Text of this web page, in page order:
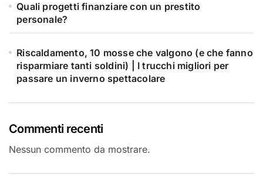
Quali progetti finanziare con un prestito
personale?
Riscaldamento, 10 mosse che valgono (e che fanno
risparmiare tanti soldini) | I trucchi migliori per
passare un inverno spettacolare
Commenti recenti
Nessun commento da mostrare.